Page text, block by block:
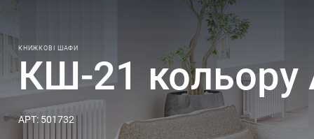
КНИЖКОВІ ШАФИ
КШ-21 кольору
АРТ: 501732